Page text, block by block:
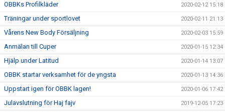
OBBKs Profilkläder 2020-02-12 15:18
Träningar under sportlovet 2020-02-11 21:13
Vårens New Body Försäljning 2020-02-03 15:59
Anmälan till Cuper 2020-01-15 12:34
Hjälp under Latitud 2020-01-14 13:07
OBBK startar verksamhet för de yngsta 2020-01-13 14:36
Uppstart igen för OBBK lagen! 2020-01-06 17:42
Julavslutning för Haj fajv 2019-12-05 17:23